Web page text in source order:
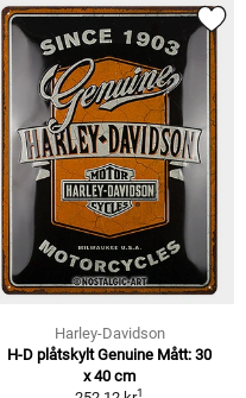
Harley-Davidson
H-D plåtskylt Genuine Mått: 30
x 40 cm
1